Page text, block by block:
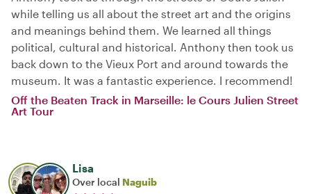
while telling us all about the street art and the origins
and meanings behind them. We learned all things
political, cultural and historical. Anthony then took us
back down to the Vieux Port and around towards the
museum. It was a fantastic experience. I recommend!
Off the Beaten Track in Marseille: le Cours Julien Street
Art Tour
Lisa
Over local Naguib